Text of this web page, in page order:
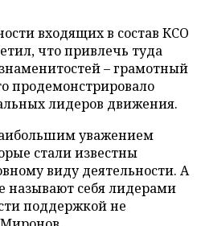
входящих в состав КСО
что привлечь туда
– грамотный
продемонстрировало
лидеров движения.
уважением
стали известны
виду деятельности. А
называют себя лидерами
поддержкой не